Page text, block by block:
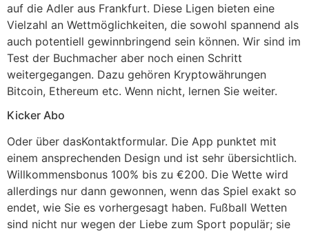
auf die Adler aus Frankfurt. Diese Ligen bieten eine
Vielzahl an Wettmöglichkeiten, die sowohl spannend als
auch potentiell gewinnbringend sein können. Wir sind im
Test der Buchmacher aber noch einen Schritt
weitergegangen. Dazu gehören Kryptowährungen
Bitcoin, Ethereum etc. Wenn nicht, lernen Sie weiter.
Kicker Abo
Oder über dasKontaktformular. Die App punktet mit
einem ansprechenden Design und ist sehr übersichtlich.
Willkommensbonus 100% bis zu €200. Die Wette wird
allerdings nur dann gewonnen, wenn das Spiel exakt so
endet, wie Sie es vorhergesagt haben. Fußball Wetten
sind nicht nur wegen der Liebe zum Sport populär; sie